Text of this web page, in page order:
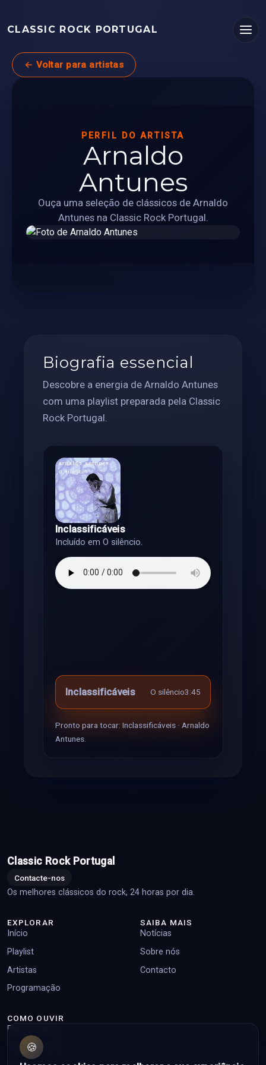
CLASSIC ROCK PORTUGAL
← Voltar para artistas
PERFIL DO ARTISTA
Arnaldo
Antunes
Ouça uma seleção de clássicos de Arnaldo
Antunes na Classic Rock Portugal.
Biografia essencial
Descobre a energia de Arnaldo Antunes
com uma playlist preparada pela Classic
Rock Portugal.
Inclassificáveis
Incluído em O silêncio.
Inclassificáveis O silêncio3:45
Pronto para tocar: Inclassificáveis · Arnaldo
Antunes.
Classic Rock Portugal
Contacte-nos
Os melhores clássicos do rock, 24 horas por dia.
EXPLORAR
Início
Playlist
Artistas
Programação
SAIBA MAIS
Notícias
Sobre nós
Contacto
COMO OUVIR
Player online
Top pedidos
🍪